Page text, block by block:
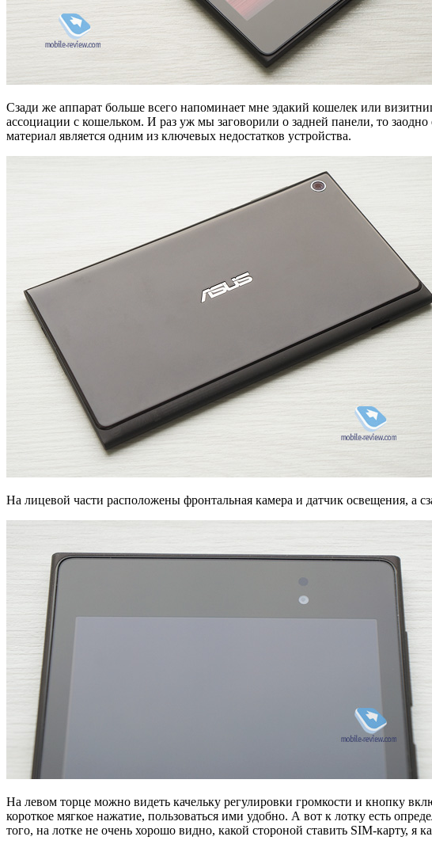
Сзади же аппарат больше всего напоминает мне эдакий кошелек или
ассоциации с кошельком. И раз уж мы заговорили о задней панели, то
материал является одним из ключевых недостатков устройства.
На лицевой части расположены фронтальная камера и датчик освещения, а
На левом торце можно видеть качельку регулировки громкости и кнопку
короткое мягкое нажатие, пользоваться ими удобно. А вот к лотку есть
того, на лотке не очень хорошо видно, какой стороной ставить SIM-карту, я